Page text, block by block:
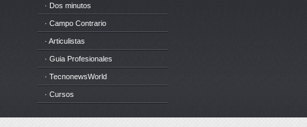
· Dos minutos
· Campo Contrario
· Articulistas
· Guia Profesionales
· TecnonewsWorld
· Cursos